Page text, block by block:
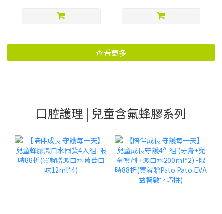
查看更多
口腔護理 | 兒童含氟蜂膠系列